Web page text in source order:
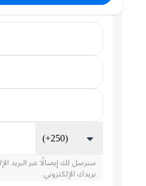
(+250)
سنرسل لك إيصالًا عبر البريد
بريدك الإلكتروني.